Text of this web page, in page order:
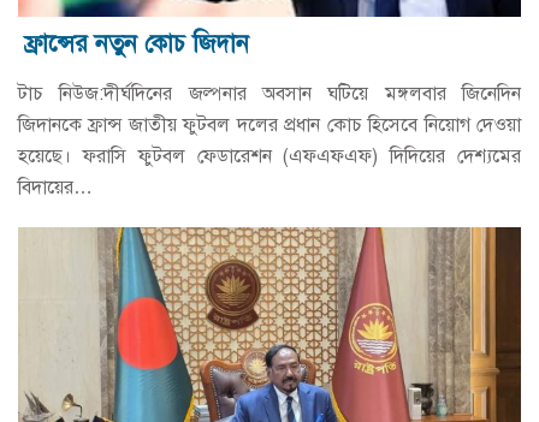
ফ্রান্সের নতুন কোচ জিদান
টাচ নিউজ:দীর্ঘদিনের জল্পনার অবসান ঘটিয়ে মঙ্গলবার জিনেদিন
জিদানকে ফ্রান্স জাতীয় ফুটবল দলের প্রধান কোচ হিসেবে নিয়োগ দেওয়া
হয়েছে। ফরাসি ফুটবল ফেডারেশন (এফএফএফ) দিদিয়ের দেশ্যমের
বিদায়ের…